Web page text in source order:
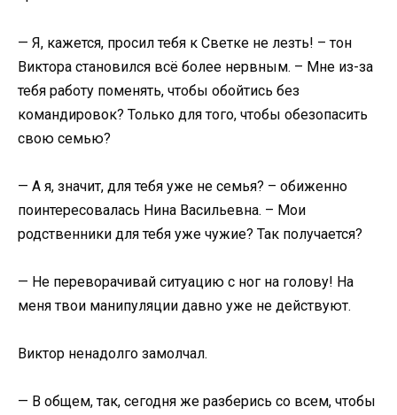
— Я, кажется, просил тебя к Светке не лезть! – тон
Виктора становился всё более нервным. – Мне из-за
тебя работу поменять, чтобы обойтись без
командировок? Только для того, чтобы обезопасить
свою семью?
— А я, значит, для тебя уже не семья? – обиженно
поинтересовалась Нина Васильевна. – Мои
родственники для тебя уже чужие? Так получается?
— Не переворачивай ситуацию с ног на голову! На
меня твои манипуляции давно уже не действуют.
Виктор ненадолго замолчал.
— В общем, так, сегодня же разберись со всем, чтобы